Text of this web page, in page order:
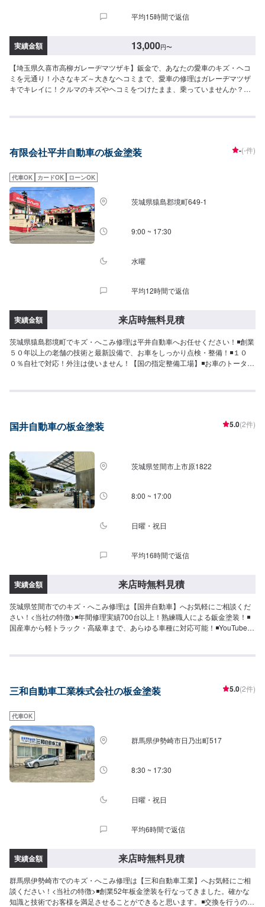
平均15時間で返信
実績金額 13,000円〜
【埼玉県久喜市高柳ガレーヂマツザキ】鈑金で、あなたの愛車のキズ・ヘコ
ミを元通り！小さなキズ～大きなヘコミまで、愛車の修理はガレーヂマツザ
キでキレイに！クルマのキズやヘコミをつけたまま、乗っていませんか？や
直さない、と言う方が多いのではないでしょうか。そんな方のためにあるの
は、簡単な鈑金・塗装の見積もり価格から、車検の値段や自動車保険の修理
>バンパー￥9,800～フロントフェンダー￥15,000～ドア￥15,000～ボンネッ
ト￥20,000～<パーツについて>ご希望であればお安く済ませられるリサイク
ルパーツの使用も可能です！お気軽にお問合せください。<代車について>ガ
レーヂマツザキでは、鈑金・塗装・修理等で愛車をお預かりしている間、代
車をお貸し致します。台数も豊富な20台ご用意しております。事前に予約が
必要となる場合もございますので、まずはお気軽にご相談ください。お客様
ご自身が加入されている車両保険に代車特約が付保されている場合、対物事
場合は保険会社提供の代車を優先させていただきます！※代車の燃料代はお客
有限会社平井自動車の板金塗装 -(-件)
代車OK カードOK ローンOK
茨城県猿島郡境町649-1
9:00 ~ 17:30
水曜
平均12時間で返信
実績金額 来店時無料見積
茨城県猿島郡境町でキズ・へこみ修理は平井自動車へお任せください！◾創業
５０年以上の老舗の技術と最新設備で、お車をしっかり点検・整備！◾１０
０％自社で対応！外注は使いません！【国の指定整備工場】◾お車のトータル
た…★保険を使えべきなのかわからない…などのご相談もお気軽にどうぞ！
ご納得いただければ作業開始【4】仕上がり次第納車-----納期について-----納
います。お車の作業中は代車をご利用ください。※代車の燃料代はお客様にご
負担いただいております。※内容などにより貸し出し出来かねる場合もござい
ます。-----ご来店時の注意、受付方法-----入庫の際はお気をつけてお越しくだ
さい。駐車スペースは事務所前のお客様駐車スペースに駐車してください。
受付はスタッフへ「メンテモで予約しました」とお伝えください。ご案内い
国井自動車の板金塗装 5.0(2件)
茨城県笠間市上市原1822
8:00 ~ 17:00
日曜・祝日
平均16時間で返信
実績金額 来店時無料見積
茨城県笠間市でのキズ・へこみ修理は【国井自動車】へお気軽にご相談くだ
さい！<当社の特徴>◾年間修理実績700台以上！熟練職人による鈑金塗装！◾
国産車から軽トラック・高級車まで、あらゆる車種に対応可能！◾YouTubeで
れない…などのご相談もお気軽にどうぞ！【1】オファーにてお問い合わせ
ださい。駐車スペースは事務所前の空いているスペースに駐車してくださ
内いたします。【定休日・営業時間】定休日：第２、４土曜日、日曜日、祝
日営業時間：8:00~17:00
三和自動車工業株式会社の板金塗装 5.0(2件)
代車OK
群馬県伊勢崎市日乃出町517
8:30 ~ 17:30
日曜・祝日
平均6時間で返信
実績金額 来店時無料見積
群馬県伊勢崎市でのキズ・へこみ修理は【三和自動車工業】へお気軽にご相
談ください！<当社の特徴>◾創業52年板金塗装を行なってきました。確かな
知識と技術でお客様を満足させることができると思います。◾交換を行うので